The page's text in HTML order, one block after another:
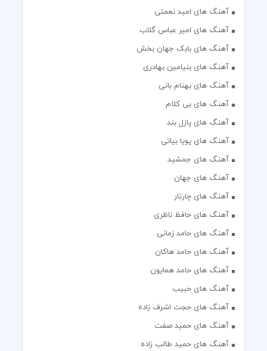
آهنگ های امید نعمتی
آهنگ های امیر عباس گلاب
آهنگ های بابک جهان بخش
آهنگ های بنیامین بهادری
آهنگ های بهنام بانی
آهنگ های بی کلام
آهنگ های پازل بند
آهنگ های پویا بیاتی
آهنگ های جمشید
آهنگ های جهان
آهنگ های چارتار
آهنگ های حافظ ناظری
آهنگ های حامد زمانی
آهنگ های حامد هاکان
آهنگ های حامد همایون
آهنگ های حبیب
آهنگ های حجت اشرف زاده
آهنگ های حمید صفت
آهنگ های حمید طالب زاده